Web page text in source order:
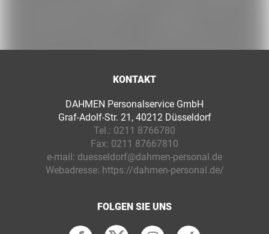
KONTAKT
DAHMEN Personalservice GmbH
Graf-Adolf-Str. 21, 40212 Düsseldorf
Tel.: 0211 8766780
Fax: 0211 87667810
e-mail: duesseldorf@dahmen-personal.de
Webadresse: https://dahmen-personal.de/
FOLGEN SIE UNS